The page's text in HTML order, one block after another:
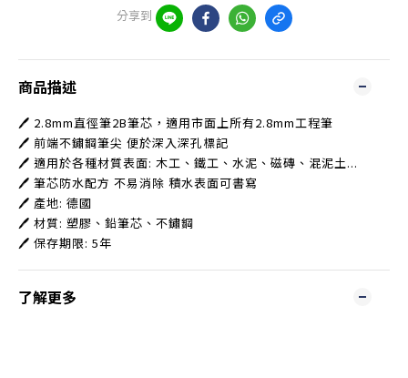
分享到
商品描述
🖊️ 2.8mm直徑筆2B筆芯，適用市面上所有2.8mm工程筆
🖊️ 前端不鏽鋼筆尖 便於深入深孔標記
🖊️ 適用於各種材質表面: 木工、鐵工、水泥、磁磚、混泥土...
🖊️ 筆芯防水配方 不易消除 積水表面可書寫
🖊️ 產地: 德國
🖊️ 材質: 塑膠、鉛筆芯、不鏽鋼
🖊️ 保存期限: 5年
了解更多